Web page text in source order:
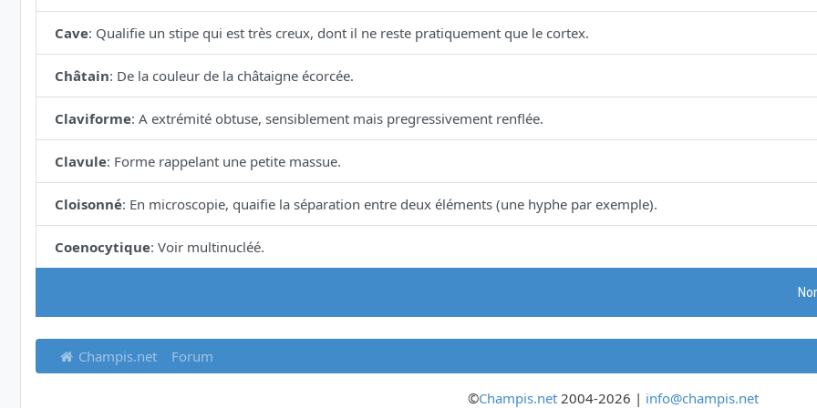
Cave: Qualifie un stipe qui est très creux, dont il ne reste pratiquement que le cortex.
Châtain: De la couleur de la châtaigne écorcée.
Claviforme: A extrémité obtuse, sensiblement mais pregressivement renflée.
Clavule: Forme rappelant une petite massue.
Cloisonné: En microscopie, quaifie la séparation entre deux éléments (une hyphe par exemple).
Coenocytique: Voir multinucléé.
Champis.net Forum
©Champis.net2004-2026 | info@champis.net